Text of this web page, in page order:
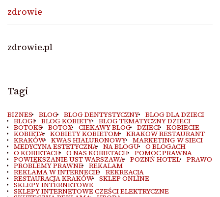
zdrowie
zdrowie.pl
Tagi
BIZNES BLOG BLOG DENTYSTYCZNY BLOG DLA DZIECI
BLOGI BLOG KOBIETY BLOG TEMATYCZNY DZIECI
BOTOKS BOTOX CIEKAWY BLOG DZIECI KOBIECIE
KOBIETA KOBIETY KOBIETOM KRAKOW RESTAURANT
KRAKÓW KWAS HIALURONOWY MARKETING W SIECI
MEDYCYNA ESTETYCZNA NA BLOGU O BLOGACH
O KOBIETACH O NAS KOBIETACH POMOC PRAWNA
POWIĘKSZANIE UST WARSZAWA POZNŃ HOTEL PRAWO
PROBLEMY PRAWNE REKALAM
REKLAMA W INTERNECIE REKREACJA
RESTAURACJA KRAKÓW SKLEP ONLINE
SKLEPY INTERNETOWE
SKLEPY INTERNETOWE CZEŚCI ELEKTRYCZNE